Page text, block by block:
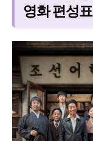
영화 편성표